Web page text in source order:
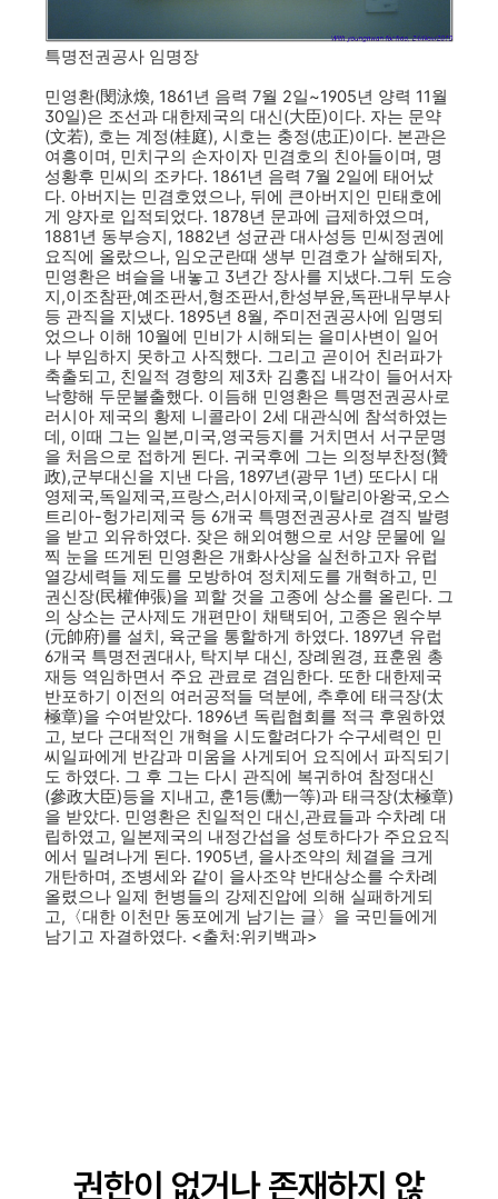
특명전권공사 임명장
민영환(閔泳煥, 1861년 음력 7월 2일~1905년 양력 11월
30일)은 조선과 대한제국의 대신(大臣)이다. 자는 문약
(文若), 호는 계정(桂庭), 시호는 충정(忠正)이다. 본관은
여흥이며, 민치구의 손자이자 민겸호의 친아들이며, 명
성황후 민씨의 조카다. 1861년 음력 7월 2일에 태어났
다. 아버지는 민겸호였으나, 뒤에 큰아버지인 민태호에
게 양자로 입적되었다. 1878년 문과에 급제하였으며,
1881년 동부승지, 1882년 성균관 대사성등 민씨정권에
요직에 올랐으나, 임오군란때 생부 민겸호가 살해되자,
민영환은 벼슬을 내놓고 3년간 장사를 지냈다.그뒤 도승
지,이조참판,예조판서,형조판서,한성부윤,독판내무부사
등 관직을 지냈다. 1895년 8월, 주미전권공사에 임명되
었으나 이해 10월에 민비가 시해되는 을미사변이 일어
나 부임하지 못하고 사직했다. 그리고 곧이어 친러파가
축출되고, 친일적 경향의 제3차 김홍집 내각이 들어서자
낙향해 두문불출했다. 이듬해 민영환은 특명전권공사로
러시아 제국의 황제 니콜라이 2세 대관식에 참석하였는
데, 이때 그는 일본,미국,영국등지를 거치면서 서구문명
을 처음으로 접하게 된다. 귀국후에 그는 의정부찬정(贊
政),군부대신을 지낸 다음, 1897년(광무 1년) 또다시 대
영제국,독일제국,프랑스,러시아제국,이탈리아왕국,오스
트리아-헝가리제국 등 6개국 특명전권공사로 겸직 발령
을 받고 외유하였다. 잦은 해외여행으로 서양 문물에 일
찍 눈을 뜨게된 민영환은 개화사상을 실천하고자 유럽
열강세력들 제도를 모방하여 정치제도를 개혁하고, 민
권신장(民權伸張)을 꾀할 것을 고종에 상소를 올린다. 그
의 상소는 군사제도 개편만이 채택되어, 고종은 원수부
(元帥府)를 설치, 육군을 통할하게 하였다. 1897년 유럽
6개국 특명전권대사, 탁지부 대신, 장례원경, 표훈원 총
재등 역임하면서 주요 관료로 겸임한다. 또한 대한제국
반포하기 이전의 여러공적들 덕분에, 추후에 태극장(太
極章)을 수여받았다. 1896년 독립협회를 적극 후원하였
고, 보다 근대적인 개혁을 시도할려다가 수구세력인 민
씨일파에게 반감과 미움을 사게되어 요직에서 파직되기
도 하였다. 그 후 그는 다시 관직에 복귀하여 참정대신
(參政大臣)등을 지내고, 훈1등(勳一等)과 태극장(太極章)
을 받았다. 민영환은 친일적인 대신,관료들과 수차례 대
립하였고, 일본제국의 내정간섭을 성토하다가 주요요직
에서 밀려나게 된다. 1905년, 을사조약의 체결을 크게
개탄하며, 조병세와 같이 을사조약 반대상소를 수차례
올렸으나 일제 헌병들의 강제진압에 의해 실패하게되
고,〈대한 이천만 동포에게 남기는 글〉을 국민들에게
남기고 자결하였다. <출처:위키백과>